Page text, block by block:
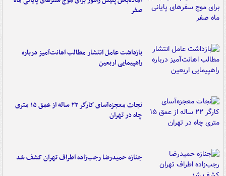
صفر
بازداشت عامل انتشار مطالب اهانت‌آمیز درباره
راهپیمایی اربعین
نجات معجزه‌آسای کارگر ۲۲ ساله از عمق ۱۵ متری
چاه در تهران
جنازه حمیدرضا رجب‌زاده اطراف تهران کشف شد